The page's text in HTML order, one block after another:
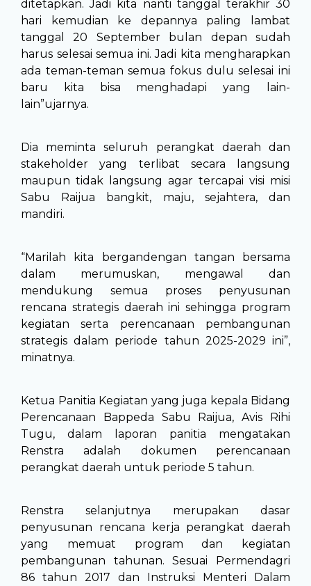
ditetapkan. Jadi kita nanti tanggal terakhir 30
hari kemudian ke depannya paling lambat
tanggal 20 September bulan depan sudah
harus selesai semua ini. Jadi kita mengharapkan
ada teman-teman semua fokus dulu selesai ini
baru kita bisa menghadapi yang lain-
lain”ujarnya.
Dia meminta seluruh perangkat daerah dan
stakeholder yang terlibat secara langsung
maupun tidak langsung agar tercapai visi misi
Sabu Raijua bangkit, maju, sejahtera, dan
mandiri.
“Marilah kita bergandengan tangan bersama
dalam merumuskan, mengawal dan
mendukung semua proses penyusunan
rencana strategis daerah ini sehingga program
kegiatan serta perencanaan pembangunan
strategis dalam periode tahun 2025-2029 ini”,
minatnya.
Ketua Panitia Kegiatan yang juga kepala Bidang
Perencanaan Bappeda Sabu Raijua, Avis Rihi
Tugu, dalam laporan panitia mengatakan
Renstra adalah dokumen perencanaan
perangkat daerah untuk periode 5 tahun.
Renstra selanjutnya merupakan dasar
penyusunan rencana kerja perangkat daerah
yang memuat program dan kegiatan
pembangunan tahunan. Sesuai Permendagri
86 tahun 2017 dan Instruksi Menteri Dalam